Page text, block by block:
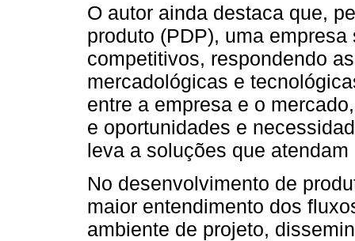
O autor ainda destaca que,
produto (PDP), uma
competitivos, respondendo
mercadológicas e
entre a empresa e o
e oportunidades e
leva a soluções que
No desenvolvimento de
maior entendimento dos
ambiente de projeto,